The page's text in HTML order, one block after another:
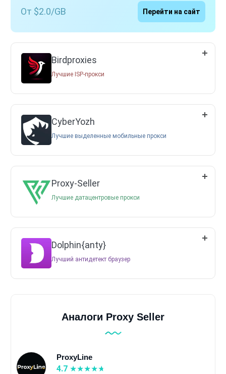
От $2.0/GB Перейти на сайт
Birdproxies
Лучшие ISP-прокси
CyberYozh
Лучшие выделенные мобильные прокси
Proxy-Seller
Лучшие датацентровые прокси
Dolphin{anty}
Лучший антидетект браузер
Аналоги Proxy Seller
ProxyLine
4.7